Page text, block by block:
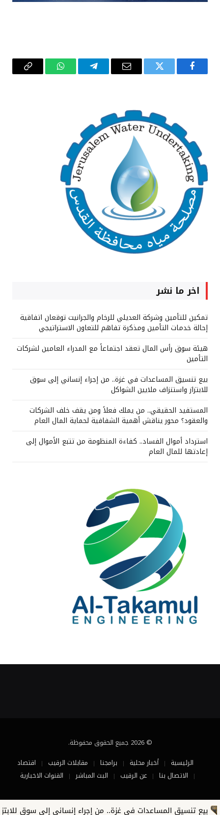
فيسبوك تويتر
البريد
تيلقرام واتساب Copy
اخر ما نشر
تمكين للتأمين وشركة العديلي للرخام والجرانيت توقعان اتفاقية
إحالة خدمات التأمين ومذكرة تفاهم للتعاون الاستراتيجي
هيئة سوق رأس المال تعقد اجتماعاً مع المدراء العامين لشركات
التأمين
بيع تنسيق المساعدات في غزة.. من إجراء إنساني إلى سوق
للابتزاز واستنزاف ملايين الشواكل
المستفيد الحقيقي.. من يملك فعلاً ومن يقف خلف الشركات
والعقود؟ محور يناقش أهمية الشفافية لحماية المال العام
استرداد أموال الفساد.. كفاءة المنظومة من تتبع الأموال إلى
إعادتها للمال العام
© 2026 جميع الحقوق محفوظة.
الرئيسية
أخبار محلية برامجنا مقابلات الرقيب
اقتصاد
الاتصال بنا
عن الرقيب البث المباشر القنوات الاخبارية
تنسيق المساعدات في غزة.. من إجراء إنساني إلى سوق للابتزاز